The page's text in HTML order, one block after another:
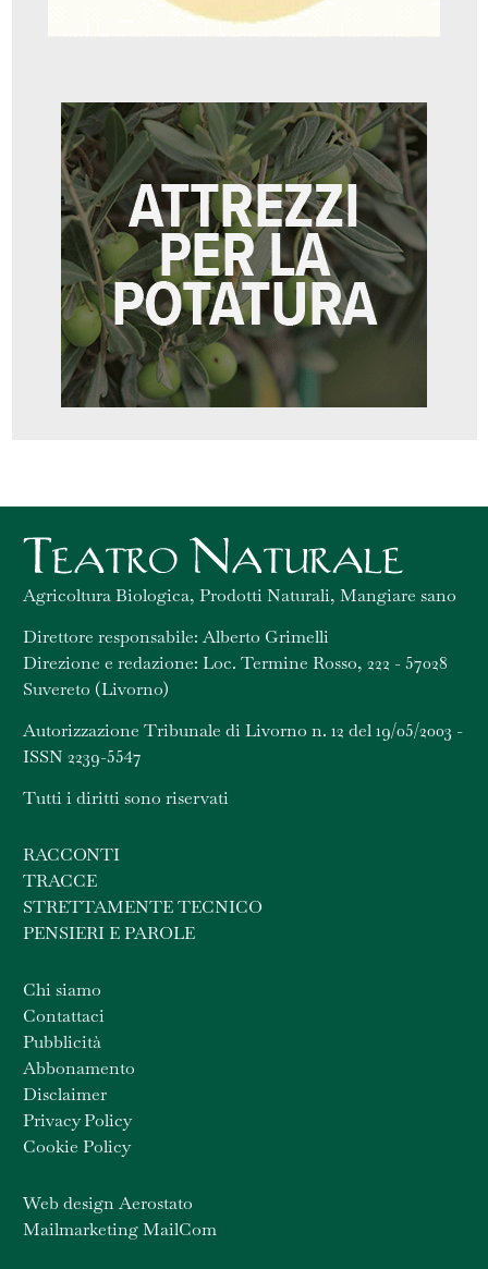
Agricoltura Biologica, Prodotti Naturali, Mangiare sano
Direttore responsabile: Alberto Grimelli
Direzione e redazione: Loc. Termine Rosso, 222 - 57028
Suvereto (Livorno)
Autorizzazione Tribunale di Livorno n. 12 del 19/05/2003 -
ISSN 2239-5547
Tutti i diritti sono riservati
RACCONTI
TRACCE
STRETTAMENTE TECNICO
PENSIERI E PAROLE
Chi siamo
Contattaci
Pubblicità
Abbonamento
Disclaimer
Privacy Policy
Cookie Policy
Web design Aerostato
Mailmarketing MailCom